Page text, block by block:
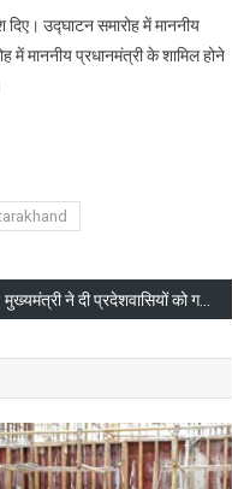
उद्घाटन समारोह में माननीय
में माननीय प्रधानमंत्री के शामिल होने
मुख्यमंत्री ने दी प्रदेशवासियों को गणतंत्र दिवस की शुभकामनायें